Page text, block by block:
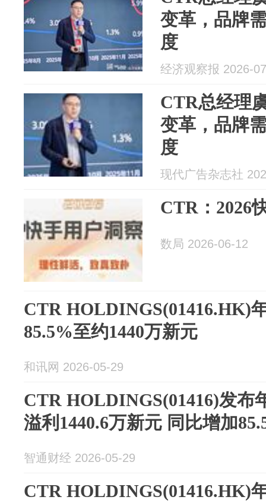
变革，品牌
度
经济观察报 2026-
CTR总经理
变革，品牌
度
现代广告杂志社
CTR：2026
数局 2026-06-12
CTR HOLDINGS(01416.HK)
85.5%至约1440万新元
和讯网 2026-05-29
CTR HOLDINGS(01416)发布
溢利1440.6万新元 同比增加
智通财经 2026-05-29
CTR HOLDINGS(01416.HK)